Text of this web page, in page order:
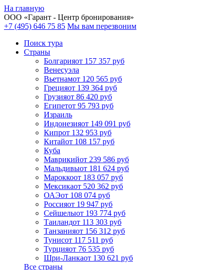
На главную
ООО «Гарант - Центр бронирования»
+7 (495) 646 75 85 Мы вам перезвоним
Поиск тура
Cтраны
Болгарияот 157 357 руб
Венесуэла
Вьетнамот 120 565 руб
Грецияот 139 364 руб
Грузияот 86 420 руб
Египетот 95 793 руб
Израиль
Индонезияот 149 091 руб
Кипрот 132 953 руб
Китайот 108 157 руб
Куба
Маврикийот 239 586 руб
Мальдивыот 181 624 руб
Мароккоот 183 057 руб
Мексикаот 520 362 руб
ОАЭот 108 074 руб
Россияот 19 947 руб
Сейшелыот 193 774 руб
Таиландот 113 303 руб
Танзанияот 156 312 руб
Тунисот 117 511 руб
Турцияот 76 535 руб
Шри-Ланкаот 130 621 руб
Все страны